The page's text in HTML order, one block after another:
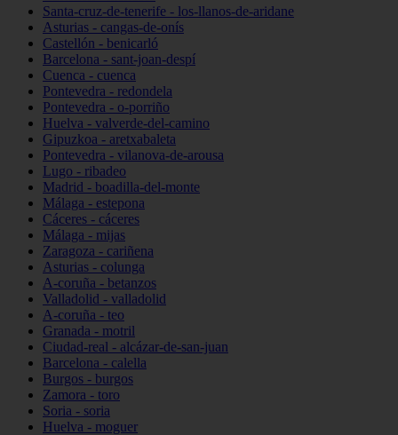
Santa-cruz-de-tenerife - los-llanos-de-aridane
Asturias - cangas-de-onís
Castellón - benicarló
Barcelona - sant-joan-despí
Cuenca - cuenca
Pontevedra - redondela
Pontevedra - o-porriño
Huelva - valverde-del-camino
Gipuzkoa - aretxabaleta
Pontevedra - vilanova-de-arousa
Lugo - ribadeo
Madrid - boadilla-del-monte
Málaga - estepona
Cáceres - cáceres
Málaga - mijas
Zaragoza - cariñena
Asturias - colunga
A-coruña - betanzos
Valladolid - valladolid
A-coruña - teo
Granada - motril
Ciudad-real - alcázar-de-san-juan
Barcelona - calella
Burgos - burgos
Zamora - toro
Soria - soria
Huelva - moguer